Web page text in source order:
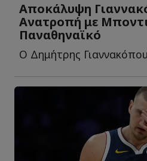
Αποκάλυψη
Ανατροπή με
Παναθηναϊκό